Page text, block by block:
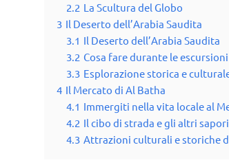
2.2 La Scultura del Globo
3 Il Deserto dell’Arabia Saudita
3.1 Il Deserto dell’Arabia Saudita
3.2 Cosa fare durante le
3.3 Esplorazione storica e
4 Il Mercato di Al Batha
4.1 Immergiti nella vita locale al
4.2 Il cibo di strada e gli altri
4.3 Attrazioni culturali e storiche